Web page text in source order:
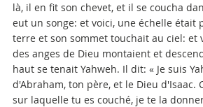
là, il en fit son chevet, et il se coucha
eut un songe: et voici, une échelle était
terre et son sommet touchait au ciel: et
des anges de Dieu montaient et
haut se tenait Yahweh. Il dit: « Je suis
d'Abraham, ton père, et le Dieu d'Isaac.
sur laquelle tu es couché, je te la